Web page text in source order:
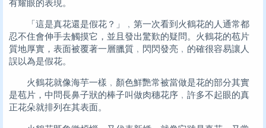
有耀眼的表現。
「這是真花還是假花？」﹐第一次看到火鶴花的人通常都
忍不住會伸手去觸摸它，並且發出驚歎的疑問。火鶴花的苞片
質地厚實，表面被覆著一層臘質﹐閃閃發亮﹐的確很容易讓人
誤以為是假花。
火鶴花就像海芋一樣﹐顏色鮮艷常被當做是花的部分其實
是苞片，中問長鼻子狀的棒子叫做肉穗花序﹐許多不起眼的真
正花朵就排列在其表面。